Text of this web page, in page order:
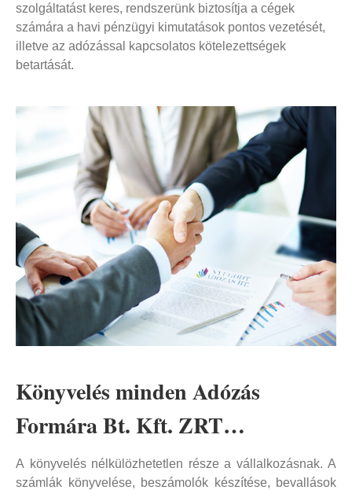
szolgáltatást keres, rendszerünk biztosítja a cégek
számára a havi pénzügyi kimutatások pontos vezetését,
illetve az adózással kapcsolatos kötelezettségek
betartását.
Könyvelés minden Adózás
Formára Bt. Kft. ZRT…
A könyvelés nélkülözhetetlen része a vállalkozásnak. A
számlák könyvelése, beszámolók készítése, bevallások